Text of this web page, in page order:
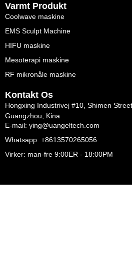
Varmt Produkt
Coolwave maskine
EMS Sculpt Machine
HIFU maskine
Mesoterapi maskine
RF mikronåle maskine
Kontakt Os
Hongxing Industrivej #10, Shimen
Guangzhou, Kina
E-mail: ying@uangeltech.com
Whatsapp: +8613570265056
Virker: man-fre 9:00ER - 18:00PM